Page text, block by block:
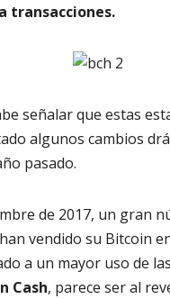
transacciones.
señalar que estas
algunos cambios
pasado.
de 2017, un gran
vendido su Bitcoin
a un mayor uso de
Cash, parece ser al